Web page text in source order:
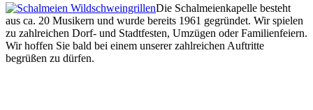
Die Schalmeienkapelle besteht
aus ca. 20 Musikern und wurde bereits 1961 gegründet. Wir spielen
zu zahlreichen Dorf- und Stadtfesten, Umzügen oder Familienfeiern.
Wir hoffen Sie bald bei einem unserer zahlreichen Auftritte
begrüßen zu dürfen.